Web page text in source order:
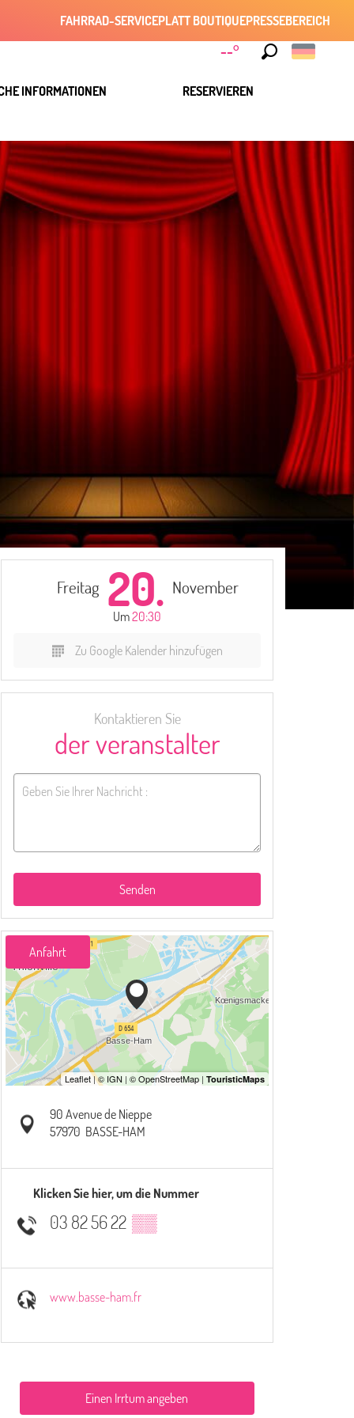
--°
FAHRRAD-SERVICEPLATT BOUTIQUEPRESSEBEREICH
INFORMATIONEN RESERVIEREN
Freitag 20. November
Um20:30
Zu Google Kalender hinzufügen
Kontaktieren Sie
der veranstalter
Senden
Anfahrt
90 Avenue de Nieppe
57970 BASSE-HAM
Klicken Sie hier, um die Nummer
03 82 56 22 ▒▒
www.basse-ham.fr
Einen Irrtum angeben